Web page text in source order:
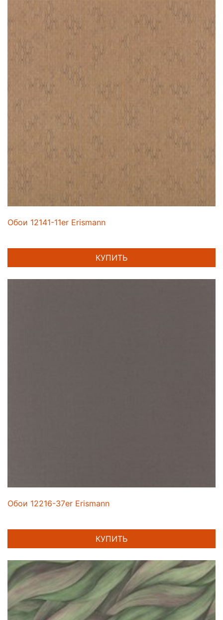
Обои 12141-11er Erismann
КУПИТЬ
Обои 12216-37er Erismann
КУПИТЬ